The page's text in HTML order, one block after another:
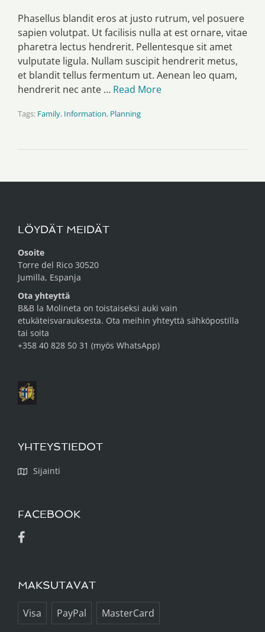
Phasellus blandit eros at justo rutrum, vel posuere
sapien volutpat. Ut facilisis nulla at est ornare, vitae
pharetra lectus hendrerit. Pellentesque sit amet
vulputate ligula. Nullam suscipit hendrerit metus,
et blandit tellus fermentum ut. Aenean leo quam,
hendrerit nec ante … Read More
Tags: Family, Information, Planning
LÖYDÄT MEIDÄT
Osoite
Torre del Rico 30520
Jumilla, Espanja
Ota yhteyttä
B&B la Molineta on toistaiseksi auki vain
etukäteisvarauksesta. Ota meihin yhteyttä sähköpostilla
tai soita
+358 40 828 50 31 (myös WhatsApp)
YHTEYSTIEDOT
Sijainti
FACEBOOK
MAKSUTAVAT
Visa PayPal MasterCard